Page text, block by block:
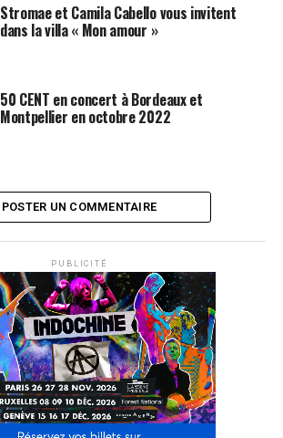
Stromae et Camila Cabello vous invitent
dans la villa « Mon amour »
50 CENT en concert à Bordeaux et
Montpellier en octobre 2022
POSTER UN COMMENTAIRE
PUBLICITÉ